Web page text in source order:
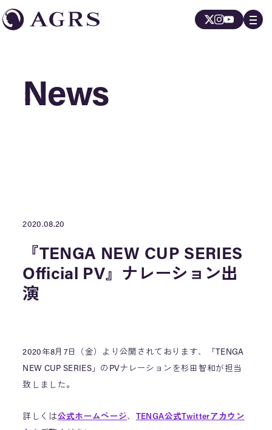
News
News
2020.08.20
『TENGA NEW CUP SERIES
Official PV』ナレーション出
演
2020年8月7日（金）より公開されております、「TENGA
NEW CUP SERIES」のPVナレーションを杉田智和が担当
致しました。
詳しくは公式ホームページ、 TENGA公式Twitterアカウン